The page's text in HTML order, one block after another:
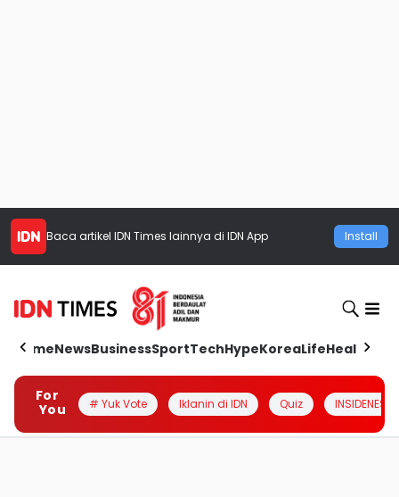
Baca artikel IDN Times lainnya di IDN App Install
HomeNewsBusinessSportTechHypeKoreaLifeHealth
For
You
# Yuk Vote Iklanin di IDN Quiz INSIDENESIA